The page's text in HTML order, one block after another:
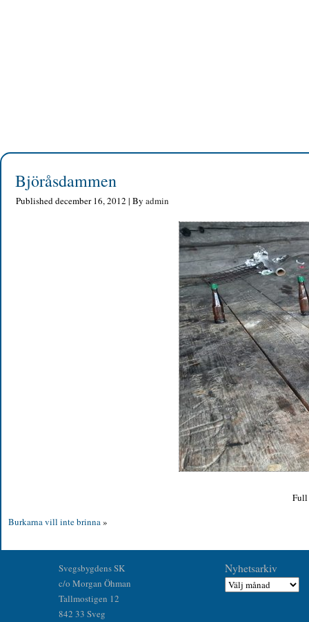
Björåsdammen
Publisheddecember 16, 2012 | By admin
Burkarna vill inte brinna»
Svegsbygdens SK
c/o Morgan Öhman
Tallmostigen 12
842 33 Sveg
Nyhetsarkiv